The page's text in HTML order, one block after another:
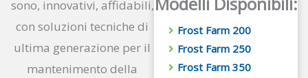
sono, innovativi, affidabili,
con soluzioni tecniche di
ultima generazione per il
mantenimento della
Frost Farm 200
Frost Farm 250
Frost Farm 350